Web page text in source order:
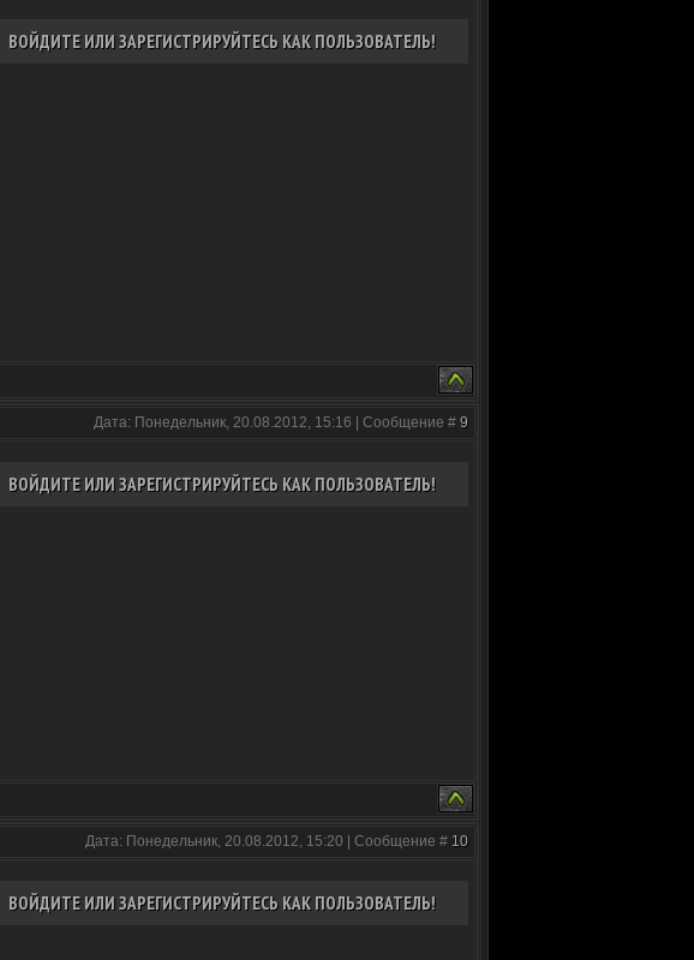
ВОЙДИТЕ ИЛИ ЗАРЕГИСТРИРУЙТЕСЬ КАК ПОЛЬЗОВАТЕЛЬ!
Дата: Понедельник, 20.08.2012, 15:16 | Сообщение # 9
ВОЙДИТЕ ИЛИ ЗАРЕГИСТРИРУЙТЕСЬ КАК ПОЛЬЗОВАТЕЛЬ!
Дата: Понедельник, 20.08.2012, 15:20 | Сообщение # 10
ВОЙДИТЕ ИЛИ ЗАРЕГИСТРИРУЙТЕСЬ КАК ПОЛЬЗОВАТЕЛЬ!